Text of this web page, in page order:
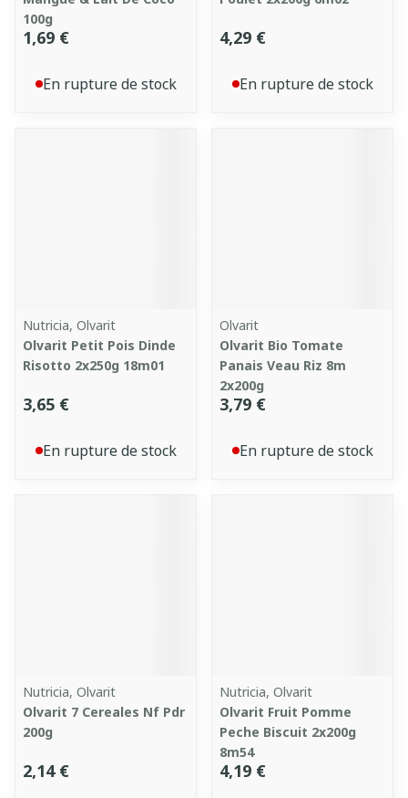
100g
1,69 €
En rupture de stock
4,29 €
En rupture de stock
Nutricia, Olvarit
Olvarit Petit Pois Dinde
Risotto 2x250g 18m01
3,65 €
En rupture de stock
Olvarit
Olvarit Bio Tomate
Panais Veau Riz 8m
2x200g
3,79 €
En rupture de stock
Nutricia, Olvarit
Olvarit 7 Cereales Nf Pdr
200g
2,14 €
Nutricia, Olvarit
Olvarit Fruit Pomme
Peche Biscuit 2x200g
8m54
4,19 €